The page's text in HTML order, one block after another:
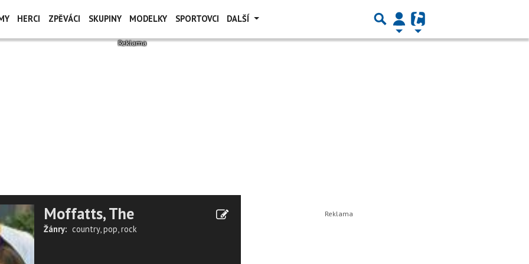
HERCI ZPĚVÁCI SKUPINY MODELKY SPORTOVCI DALŠÍ
Moffatts, The
Žánry: country,pop,rock